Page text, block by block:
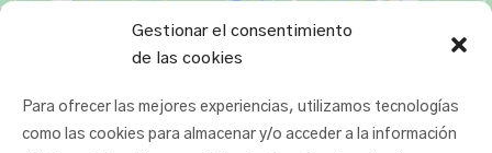
Gestionar el consentimiento
de las cookies
Para ofrecer las mejores experiencias, utilizamos tecnologías
como las cookies para almacenar y/o acceder a la información